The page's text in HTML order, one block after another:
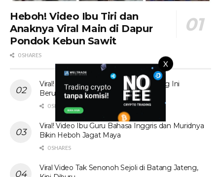
X
Heboh! Video Ibu Tiri dan
Anaknya Viral Main di Dapur
Pondok Kebun Sawit
0 SHARES
Viral! Tante Prank Ojol di Kolam Renang Ini
Berujung Tak Terduga
0 SHARES
Viral! Video Ibu Guru Bahasa Inggris dan Muridnya
Bikin Heboh Jagat Maya
0 SHARES
Viral Video Tak Senonoh Sejoli di Batang Jateng,